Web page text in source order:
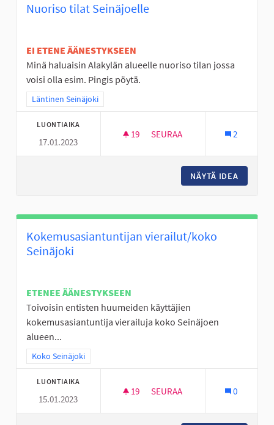
Nuoriso tilat Seinäjoelle
EI ETENE ÄÄNESTYKSEEN
Minä haluaisin Alakylän alueelle nuoriso tilan jossa
voisi olla esim. Pingis pöytä.
Rajaa tulokset teeman mukaan: Läntinen Seinäjoki
Läntinen Seinäjoki
LUONTIAIKA
17.01.2023
19 19 SEURAAJAA
SEURAA 2
NÄYTÄ IDEA
Kokemusasiantuntijan vierailut/koko
Seinäjoki
ETENEE ÄÄNESTYKSEEN
Toivoisin entisten huumeiden käyttäjien
kokemusasiantuntija vierailuja koko Seinäjoen
alueen...
Rajaa tulokset teeman mukaan: Koko Seinäjoki
Koko Seinäjoki
LUONTIAIKA
15.01.2023
19 19 SEURAAJAA
SEURAA 0